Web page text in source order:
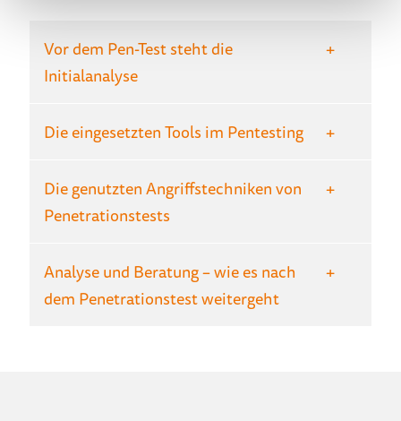
Vor dem Pen-Test steht die
Initialanalyse
Die eingesetzten Tools im Pentesting
Die genutzten Angriffstechniken von
Penetrationstests
Analyse und Beratung – wie es nach
dem Penetrationstest weitergeht